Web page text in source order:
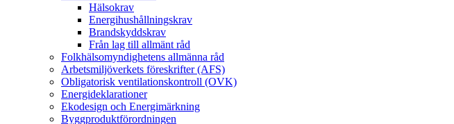
Hälsokrav
Energihushållningskrav
Brandskyddskrav
Från lag till allmänt råd
Folkhälsomyndighetens allmänna råd
Arbetsmiljöverkets föreskrifter (AFS)
Obligatorisk ventilationskontroll (OVK)
Energideklarationer
Ekodesign och Energimärkning
Byggproduktförordningen